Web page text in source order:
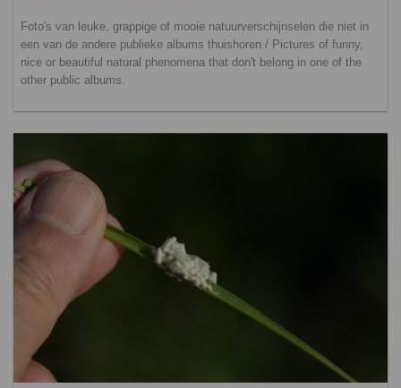
Foto's van leuke, grappige of mooie natuurverschijnselen die niet in
een van de andere publieke albums thuishoren / Pictures of funny,
nice or beautiful natural phenomena that don't belong in one of the
other public albums.